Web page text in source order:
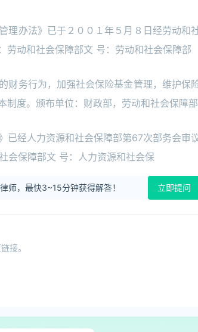
理办法》已于２００１年５月８日经劳动和
劳动和社会保障部文 号：劳动和社会保障部
财务行为，加强社会保险基金管理，维护保
制度。颁布单位：财政部，劳动和社会保障部
已经人力资源和社会保障部第67次部务会审
会保障部文 号：人力资源和社会保
师，最快3~15分钟获得解答！ 立即提问
接。